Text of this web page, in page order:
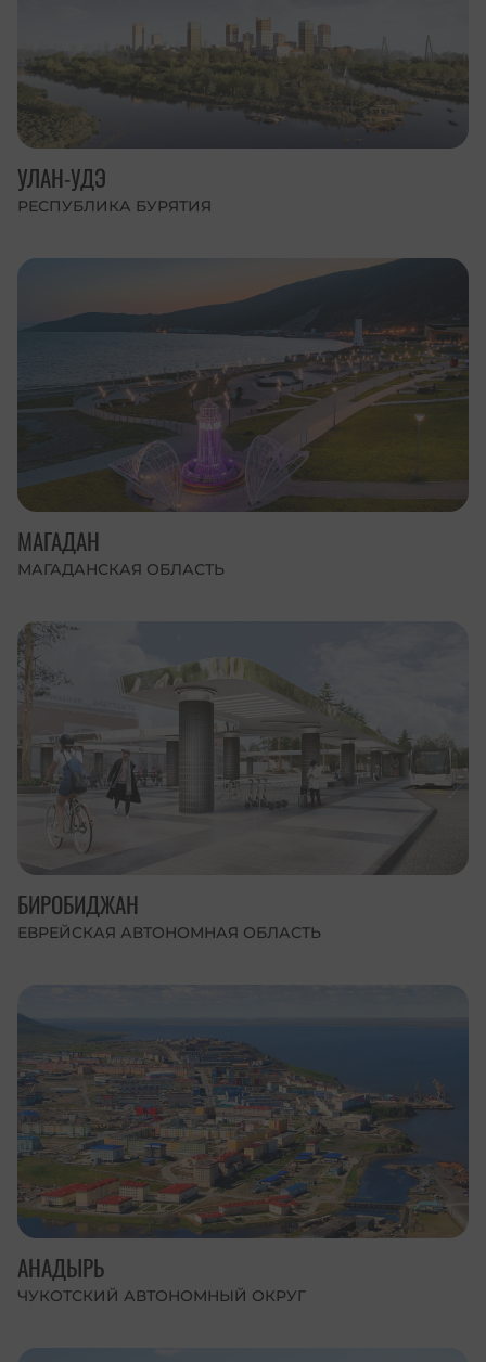
УЛАН-УДЭ
РЕСПУБЛИКА БУРЯТИЯ
МАГАДАН
МАГАДАНСКАЯ ОБЛАСТЬ
БИРОБИДЖАН
ЕВРЕЙСКАЯ АВТОНОМНАЯ ОБЛАСТЬ
АНАДЫРЬ
ЧУКОТСКИЙ АВТОНОМНЫЙ ОКРУГ